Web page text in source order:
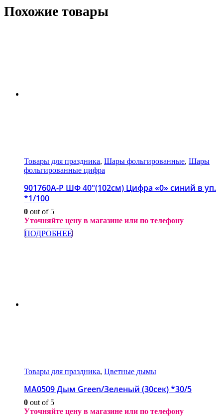
Похожие товары
Товары для праздника, Шары фольгированные, Шары
фольгированные цифра
901760A-P ШФ 40″(102см) Цифра «0» синий в уп.
*1/100
0 out of 5
Уточняйте цену в магазине или по телефону
ПОДРОБНЕЕ
Товары для праздника, Цветные дымы
МА0509 Дым Green/Зеленый (30сек) *30/5
0 out of 5
Уточняйте цену в магазине или по телефону